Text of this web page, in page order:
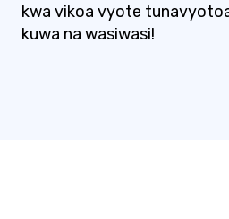
kwa vikoa vyote
kuwa na wasiwasi!